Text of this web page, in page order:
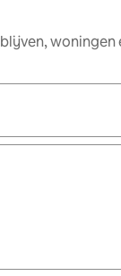
woningen
zijn,